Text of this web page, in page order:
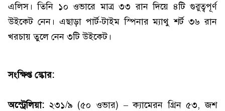
এলিস। তিনি ১০ ওভারে মাত্র ৩৩ রান দিয়ে ৪টি গুরুত্বপূর্ণ
উইকেট নেন। এছাড়া পার্ট-টাইম স্পিনার ম্যাথু শর্ট ৩৬ রান
খরচায় তুলে নেন ৩টি উইকেট।
সংক্ষিপ্ত স্কোর:
অস্ট্রেলিয়া: ২৩১/৯ (৫০ ওভার) – ক্যামেরন গ্রিন ৫৩, জশ